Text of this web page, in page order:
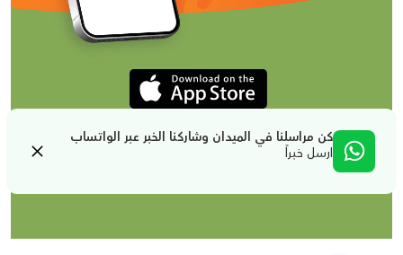
كن مراسلنا في الميدان وشاركنا الخبر عبر الواتساب
ارسل خبراً